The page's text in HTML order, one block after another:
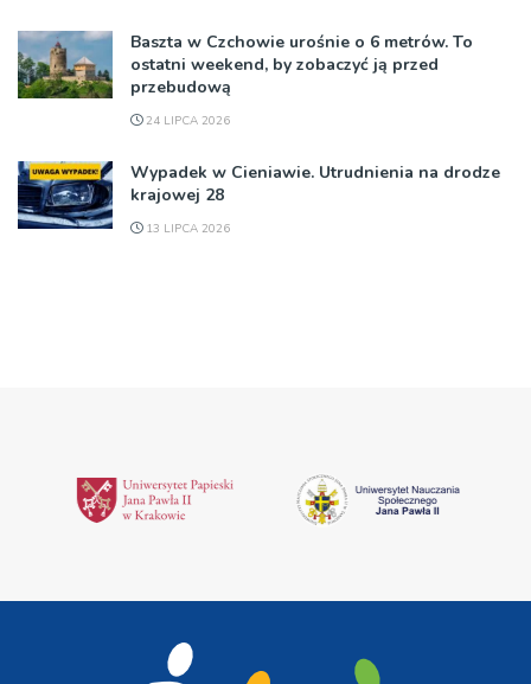
Baszta w Czchowie urośnie o 6 metrów. To
ostatni weekend, by zobaczyć ją przed
przebudową
24 LIPCA 2026
Wypadek w Cieniawie. Utrudnienia na drodze
krajowej 28
13 LIPCA 2026